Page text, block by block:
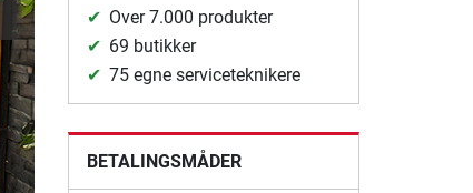
Over 7.000 produkter
69 butikker
75 egne serviceteknikere
BETALINGSMÅDER